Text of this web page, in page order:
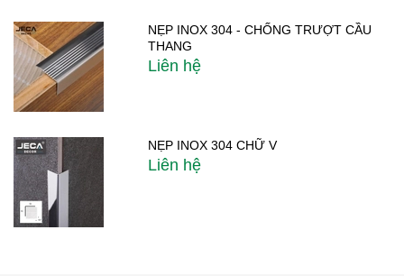
NẸP INOX 304 - CHỐNG TRƯỢT CẦU
THANG
Liên hệ
NẸP INOX 304 CHỮ V
Liên hệ